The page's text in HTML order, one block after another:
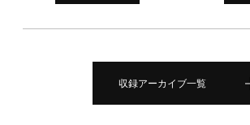
収録アーカイブ一覧